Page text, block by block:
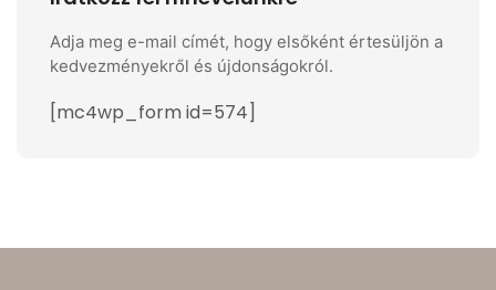
Adja meg e-mail címét, hogy elsőként értesüljön a
kedvezményekről és újdonságokról.
[mc4wp_form id=574]